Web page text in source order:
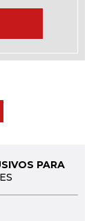
PARA